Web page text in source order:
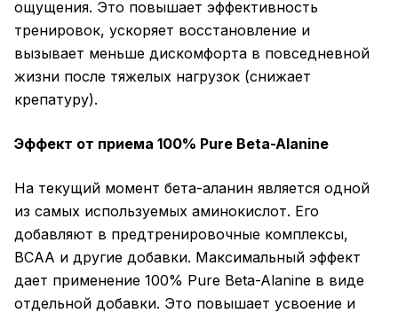
ощущения. Это повышает эффективность
тренировок, ускоряет восстановление и
вызывает меньше дискомфорта в повседневной
жизни после тяжелых нагрузок (снижает
крепатуру).
Эффект от приема 100% Pure Beta-Alanine
На текущий момент бета-аланин является одной
из самых используемых аминокислот. Его
добавляют в предтренировочные комплексы,
BCAA и другие добавки. Максимальный эффект
дает применение 100% Pure Beta-Alanine в виде
отдельной добавки. Это повышает усвоение и